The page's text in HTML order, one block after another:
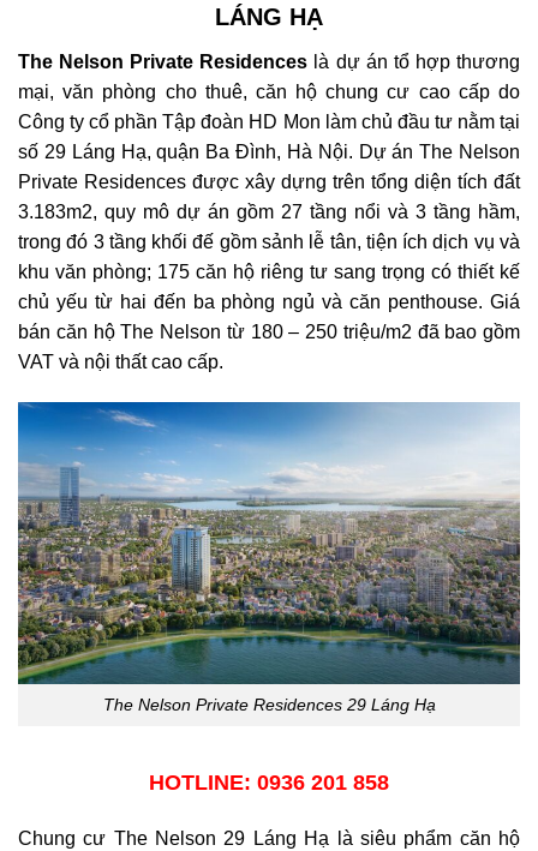
LÁNG HẠ
The Nelson Private Residences là dự án tổ hợp thương
mại, văn phòng cho thuê, căn hộ chung cư cao cấp do
Công ty cổ phần Tập đoàn HD Mon làm chủ đầu tư nằm tại
số 29 Láng Hạ, quận Ba Đình, Hà Nội. Dự án The Nelson
Private Residences được xây dựng trên tổng diện tích đất
3.183m2, quy mô dự án gồm 27 tầng nổi và 3 tầng hầm,
trong đó 3 tầng khối đế gồm sảnh lễ tân, tiện ích dịch vụ và
khu văn phòng; 175 căn hộ riêng tư sang trọng có thiết kế
chủ yếu từ hai đến ba phòng ngủ và căn penthouse. Giá
bán căn hộ The Nelson từ 180 – 250 triệu/m2 đã bao gồm
VAT và nội thất cao cấp.
The Nelson Private Residences 29 Láng Hạ
HOTLINE: 0936 201 858
Chung cư The Nelson 29 Láng Hạ là siêu phẩm căn hộ